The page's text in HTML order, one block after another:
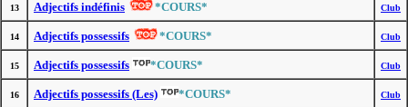
13 Adjectifs indéfinis *COURS* Club
14 Adjectifs possessifs *COURS* Club
15 Adjectifs possessifs *COURS* Club
16 Adjectifs possessifs (Les) *COURS* Club